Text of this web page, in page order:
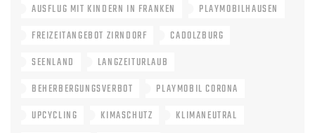
AUSFLUG MIT KINDERN IN FRANKEN
PLAYMOBILHAUSEN
FREIZEITANGEBOT ZIRNDORF
CADOLZBURG
SEENLAND
LANGZEITURLAUB
BEHERBERGUNGSVERBOT
PLAYMOBIL CORONA
UPCYCLING
KIMASCHUTZ
KLIMANEUTRAL